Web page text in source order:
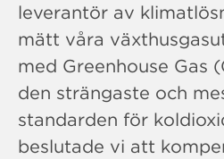
leverantör av
mätt våra
med Greenhouse Gas
den strängaste och
standarden för
beslutade vi att